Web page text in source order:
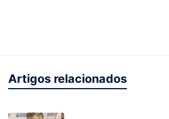
Artigos relacionados